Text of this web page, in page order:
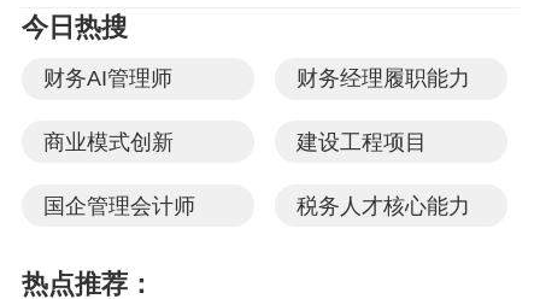
28号公告政策原文
第十四条 企业在补开、换开发票、其他外部凭证过程
务机关认定为非正常户等特殊原因无法补开、换开发
后，其支出允许税前扣除：（一）无法补开、换开发
今日热搜
财务AI管理师 财务经理履职能力
商业模式创新 建设工程项目
国企管理会计师 税务人才核心能力
热点推荐：